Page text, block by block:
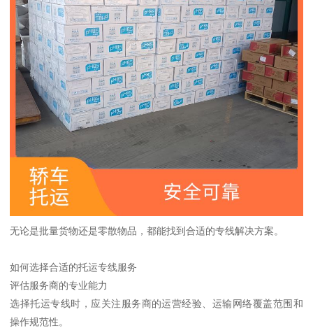
无论是批量货物还是零散物品，都能找到合适的专线解决方案。
如何选择合适的托运专线服务
评估服务商的专业能力
选择托运专线时，应关注服务商的运营经验、运输网络覆盖范围和
操作规范性。